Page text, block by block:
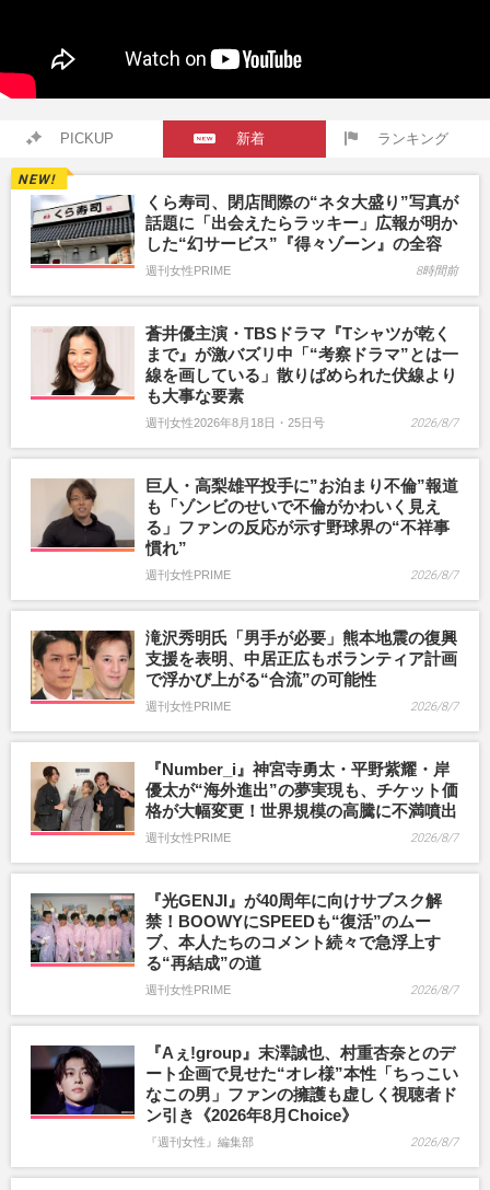
PICKUP 新着 ランキング
くら寿司、閉店間際の“ネタ大盛り”写真が
話題に「出会えたらラッキー」広報が明か
した“幻サービス”『得々ゾーン』の全容
週刊女性PRIME 8時間前
蒼井優主演・TBSドラマ『Tシャツが乾く
まで』が激バズリ中「“考察ドラマ”とは一
線を画している」散りばめられた伏線より
も大事な要素
週刊女性2026年8月18日・25日号 2026/8/7
巨人・高梨雄平投手に”お泊まり不倫”報道
も「ゾンビのせいで不倫がかわいく見え
る」ファンの反応が示す野球界の“不祥事
慣れ”
週刊女性PRIME 2026/8/7
滝沢秀明氏「男手が必要」熊本地震の復興
支援を表明、中居正広もボランティア計画
で浮かび上がる“合流”の可能性
週刊女性PRIME 2026/8/7
『Number_i』神宮寺勇太・平野紫耀・岸
優太が“海外進出”の夢実現も、チケット価
格が大幅変更！世界規模の高騰に不満噴出
週刊女性PRIME 2026/8/7
『光GENJI』が40周年に向けサブスク解
禁！BOOWYにSPEEDも“復活”のムー
ブ、本人たちのコメント続々で急浮上す
る“再結成”の道
週刊女性PRIME 2026/8/7
『Aぇ!group』末澤誠也、村重杏奈とのデ
ート企画で見せた“オレ様”本性「ちっこい
なこの男」ファンの擁護も虚しく視聴者ド
ン引き《2026年8月Choice》
『週刊女性』編集部 2026/8/7